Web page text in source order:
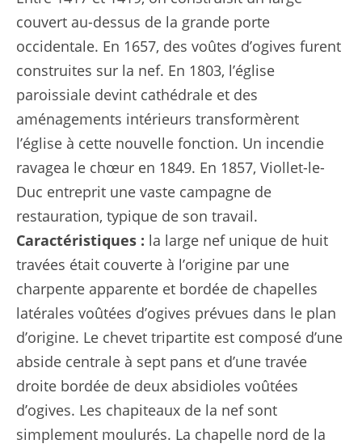
couvert au-dessus de la grande porte
occidentale. En 1657, des voûtes d’ogives furent
construites sur la nef. En 1803, l’église
paroissiale devint cathédrale et des
aménagements intérieurs transformèrent
l’église à cette nouvelle fonction. Un incendie
ravagea le chœur en 1849. En 1857, Viollet-le-
Duc entreprit une vaste campagne de
restauration, typique de son travail.
Caractéristiques : la large nef unique de huit
travées était couverte à l’origine par une
charpente apparente et bordée de chapelles
latérales voûtées d’ogives prévues dans le plan
d’origine. Le chevet tripartite est composé d’une
abside centrale à sept pans et d’une travée
droite bordée de deux absidioles voûtées
d’ogives. Les chapiteaux de la nef sont
simplement moulurés. La chapelle nord de la